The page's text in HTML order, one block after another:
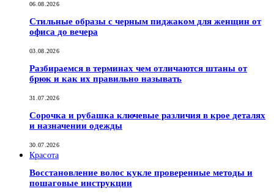
06.08.2026
Стильные образы с черным пиджаком для женщин от
офиса до вечера
03.08.2026
Разбираемся в терминах чем отличаются штаны от
брюк и как их правильно называть
31.07.2026
Сорочка и рубашка ключевые различия в крое деталях
и назначении одежды
30.07.2026
Красота
Восстановление волос кукле проверенные методы и
пошаговые инструкции